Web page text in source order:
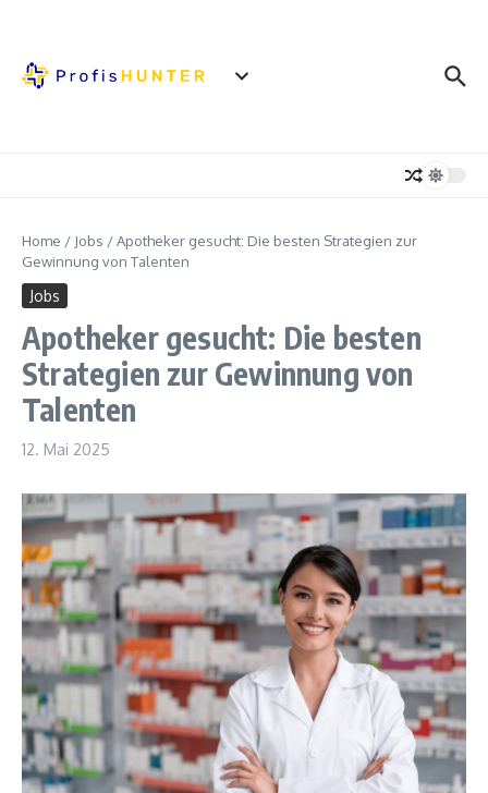
Home / Jobs /Apotheker gesucht: Die besten Strategien zur
Gewinnung von Talenten
Jobs
Apotheker gesucht: Die besten
Strategien zur Gewinnung von
Talenten
12. Mai 2025